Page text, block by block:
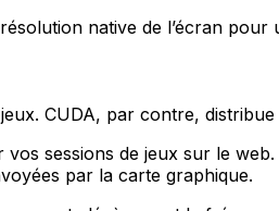
native de l’écran pour
CUDA, par contre,
sessions de jeux sur le
par la carte graphique.